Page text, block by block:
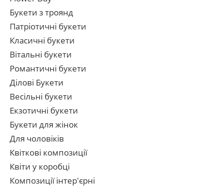
Букети з троянд
Патріотичні букети
Класичні букети
Вітальні букети
Романтичні букети
Ділові Букети
Весільні букети
Екзотичні букети
Букети для жінок
Для чоловіків
Квіткові композиції
Квіти у коробці
Композиції інтер'єрні